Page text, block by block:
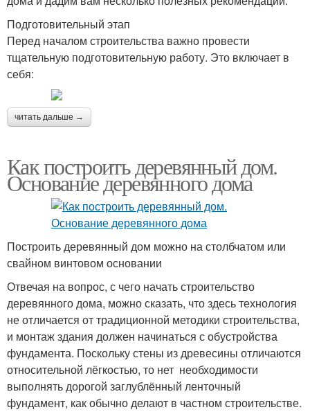
Подготовительный этап
Перед началом строительства важно провести
тщательную подготовительную работу. Это включает в
себя:
читать дальше →
Как построить деревянный дом.
Основание деревянного дома
Построить деревянный дом можно на столбчатом или
свайном винтовом основании
Отвечая на вопрос, с чего начать строительство
деревянного дома, можно сказать, что здесь технология
не отличается от традиционной методики строительства,
и монтаж здания должен начинаться с обустройства
фундамента. Поскольку стены из древесины отличаются
относительной лёгкостью, то нет необходимости
выполнять дорогой заглублённый ленточный
фундамент, как обычно делают в частном строительстве.